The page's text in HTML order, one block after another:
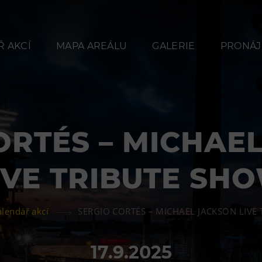
AKCÍ MAPA AREÁLU GALERIE
–
TRIBUTE
akcí SERGIO CORTÉS – MICHAEL JACKSON LIVE
17.9.2025
Občerstvení
Bolt Café
Kavárna Velký Svět
techniky
L’Osteria
PECKA DOV
Hotel
Vila